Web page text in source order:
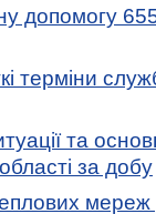
допомогу
терміни
та
за добу
мереж